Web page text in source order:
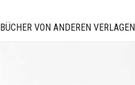
BÜCHER VON ANDEREN VERLAGEN